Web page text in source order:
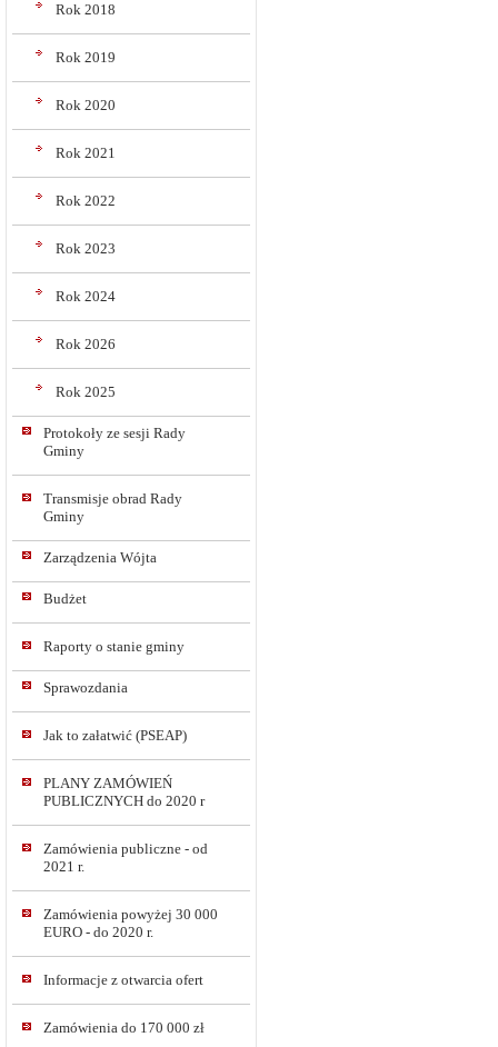
Rok 2018
Rok 2019
Rok 2020
Rok 2021
Rok 2022
Rok 2023
Rok 2024
Rok 2026
Rok 2025
Protokoły ze sesji Rady
Gminy
Transmisje obrad Rady
Gminy
Zarządzenia Wójta
Budżet
Raporty o stanie gminy
Sprawozdania
Jak to załatwić (PSEAP)
PLANY ZAMÓWIEŃ
PUBLICZNYCH do 2020 r
Zamówienia publiczne - od
2021 r.
Zamówienia powyżej 30 000
EURO - do 2020 r.
Informacje z otwarcia ofert
Zamówienia do 170 000 zł